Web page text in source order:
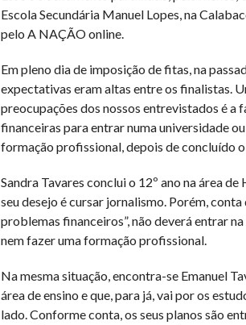
Escola Secundária Manuel Lopes, na
pelo A NAÇÃO online.
Em pleno dia de imposição de fitas, na
expectativas eram altas entre os finalistas.
preocupações dos nossos entrevistados é a
financeiras para entrar numa universidade
formação profissional, depois de concluído o
Sandra Tavares conclui o 12º ano na área de
seu desejo é cursar jornalismo. Porém, conta
problemas financeiros”, não deverá entrar
nem fazer uma formação profissional.
Na mesma situação, encontra-se Emanuel
área de ensino e que, para já, vai por os
lado. Conforme conta, os seus planos são